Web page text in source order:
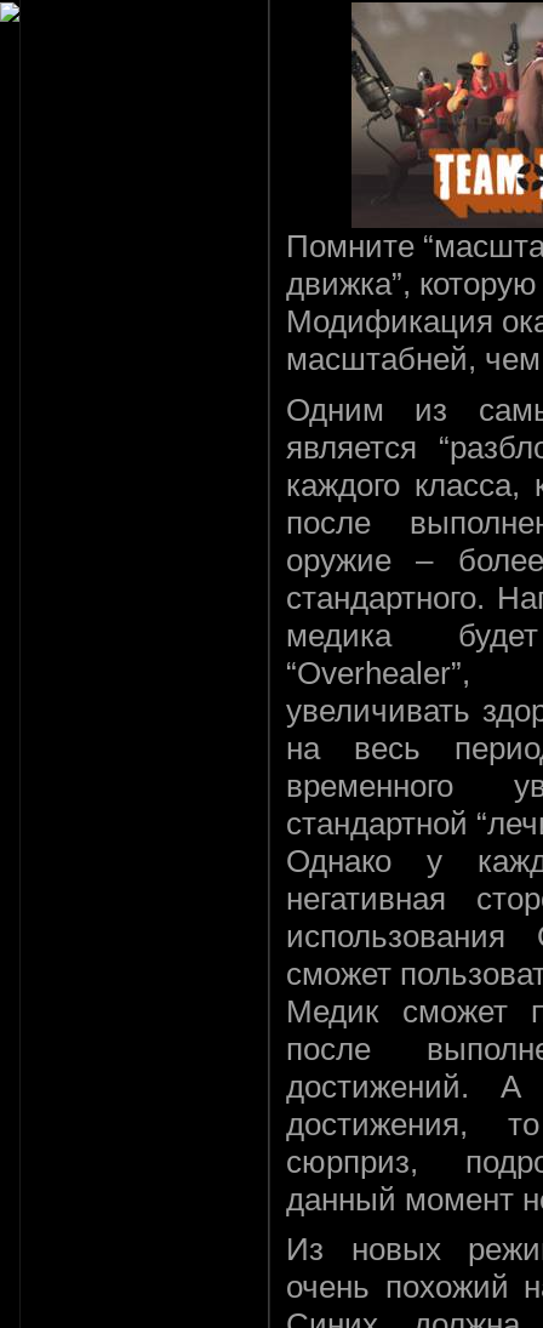
Помните
движка”,
Модификация
масштабней,
Одним из
является
каждого класса,
после
оружие –
стандартного.
медика
увеличивать
на весь
временного
стандартной
Однако у
негативная
сможет
Медик сможет
после
достижений.
достижения,
сюрприз,
данный момент
Из новых
очень похожий